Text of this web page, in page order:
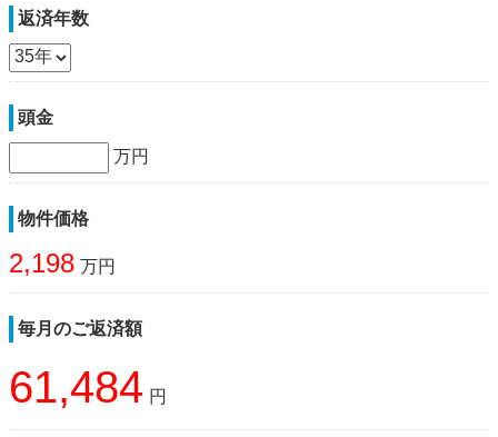
返済年数
頭金
万円
物件価格
2,198 万円
毎月のご返済額
61,484 円